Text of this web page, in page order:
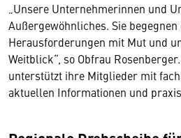
„Unsere Unternehmerinnen und
Außergewöhnliches. Sie
Herausforderungen mit Mut und
Weitblick“, so Obfrau
unterstützt ihre Mitglieder mit
aktuellen Informationen und